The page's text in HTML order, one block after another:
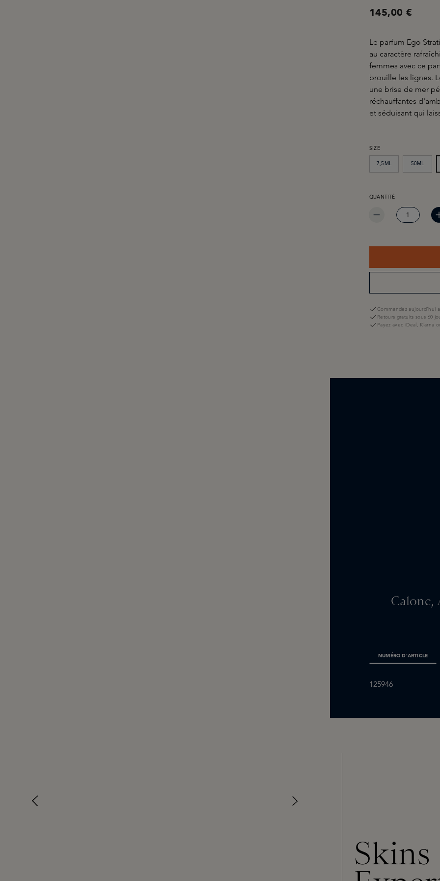
145,00 €
Le parfum Ego
au caractère
femmes avec ce
brouille les lignes.
une brise de mer
réchauffantes
et séduisant qui
SÉLECTIONNEZ
SIZE
7,5ML 50ML
QUANTITÉ DE PRODUIT
QUANTITÉ
Commandez aujourd'hui
Retours gratuits sous 60
Payez avec iDeal, Klarna
Calone,
NUMÉRO D’ARTICLE
125946
Skins